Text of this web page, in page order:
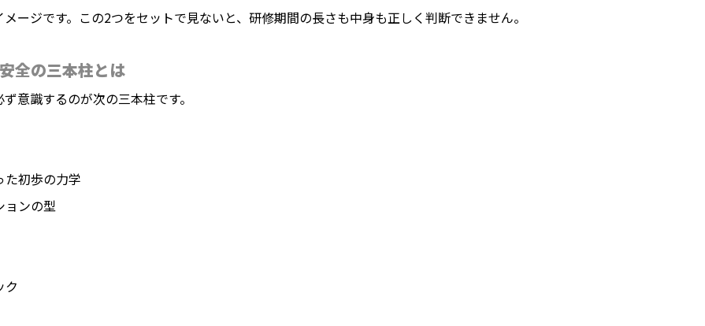
ージです。この2つをセットで見ないと、研修期間の長さも中身も正しく判断できません。
全の三本柱とは
意識するのが次の三本柱です。
た初歩の力学
ョンの型
ク